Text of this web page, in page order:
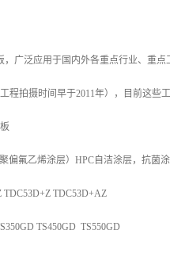
广泛应用于国内外各重点行业、重
拍摄时间早于2011年），目前这些
偏氟乙烯涂层）HPC自洁涂层，抗菌
TDC53D+AZ
TS450GD TS550GD